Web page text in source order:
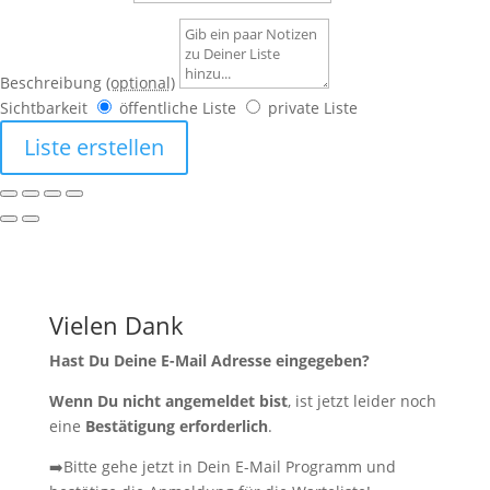
Beschreibung (optional)
Sichtbarkeit
öffentliche Liste private Liste
Liste erstellen
Vielen Dank
Hast Du Deine E-Mail Adresse eingegeben?
Wenn Du nicht angemeldet bist, ist jetzt leider noch
eine Bestätigung erforderlich.
➡️Bitte gehe jetzt in Dein E-Mail Programm und